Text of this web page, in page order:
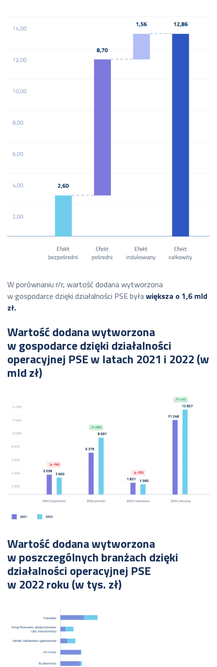
W porównaniu r/r, wartość dodana wytworzona
w gospodarce dzięki działalności PSE byławiększa o 1,6 mld
zł.
Wartość dodana wytworzona
w gospodarce dzięki działalności
operacyjnej PSE w latach 2021 i 2022 (w
mld zł)
Wartość dodana wytworzona
w poszczególnych branżach dzięki
działalności operacyjnej PSE
w 2022 roku (w tys. zł)